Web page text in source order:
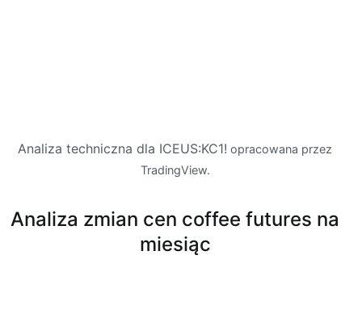
Analiza techniczna dla ICEUS:KC1! opracowana przez
TradingView.
Analiza zmian cen coffee futures na
miesiąc